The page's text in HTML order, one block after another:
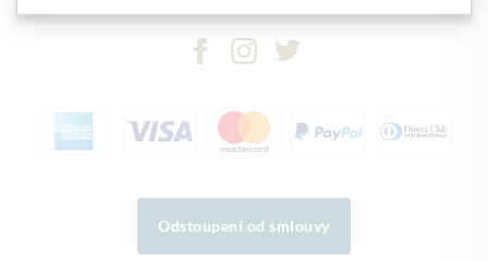
Odstoupení od smlouvy